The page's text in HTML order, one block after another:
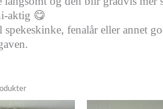
aktig 😋
spekeskinke, fenalår eller annet